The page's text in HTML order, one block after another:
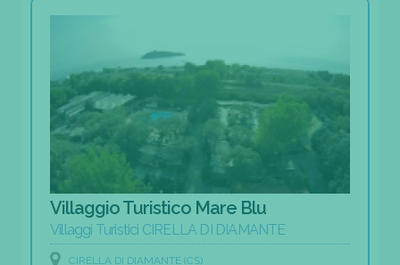
Villaggio Turistico Mare Blu
Villaggi Turistici CIRELLA DI DIAMANTE
CIRELLA DI DIAMANTE (CS)